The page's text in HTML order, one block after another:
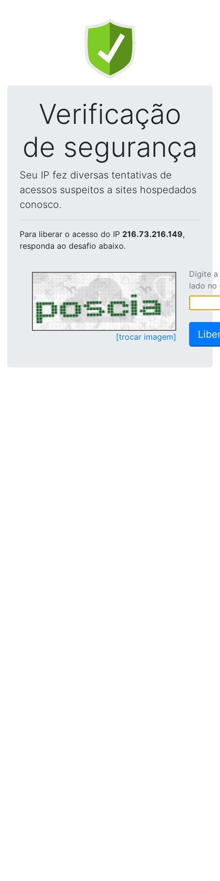
Verificação
de segurança
Seu IP fez diversas tentativas de
acessos suspeitos a sites hospedados
conosco.
Para liberar o acesso do IP 216.73.216.149,
responda ao desafio abaixo.
[trocar imagem]
Digite
lado no